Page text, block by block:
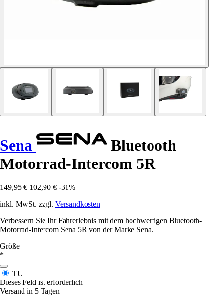
Sena
Bluetooth
Motorrad-Intercom 5R
149,95 € 102,90 € -31%
inkl. MwSt. zzgl. Versandkosten
Verbessern Sie Ihr Fahrerlebnis mit dem hochwertigen Bluetooth-
Motorrad-Intercom Sena 5R von der Marke Sena.
Größe
*
TU
Dieses Feld ist erforderlich
Versand in 5 Tagen